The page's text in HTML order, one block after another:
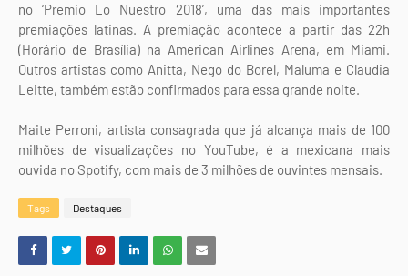
no ‘Premio Lo Nuestro 2018’, uma das mais importantes
premiações latinas. A premiação acontece a partir das 22h
(Horário de Brasília) na American Airlines Arena, em Miami.
Outros artistas como Anitta, Nego do Borel, Maluma e Claudia
Leitte, também estão confirmados para essa grande noite.
Maite Perroni, artista consagrada que já alcança mais de 100
milhões de visualizações no YouTube, é a mexicana mais
ouvida no Spotify, com mais de 3 milhões de ouvintes mensais.
Tags Destaques